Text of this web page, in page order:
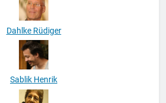
Dahlke Rüdiger
Sablik Henrik